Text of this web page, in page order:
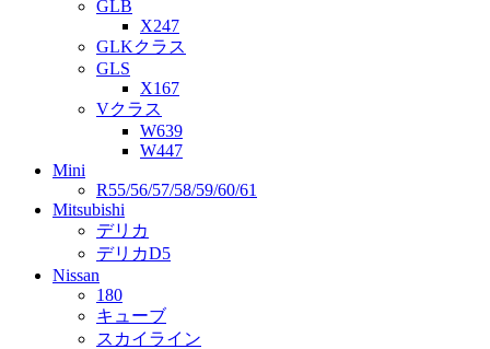
GLB
X247
GLKクラス
GLS
X167
Vクラス
W639
W447
Mini
R55/56/57/58/59/60/61
Mitsubishi
デリカ
デリカD5
Nissan
180
キューブ
スカイライン